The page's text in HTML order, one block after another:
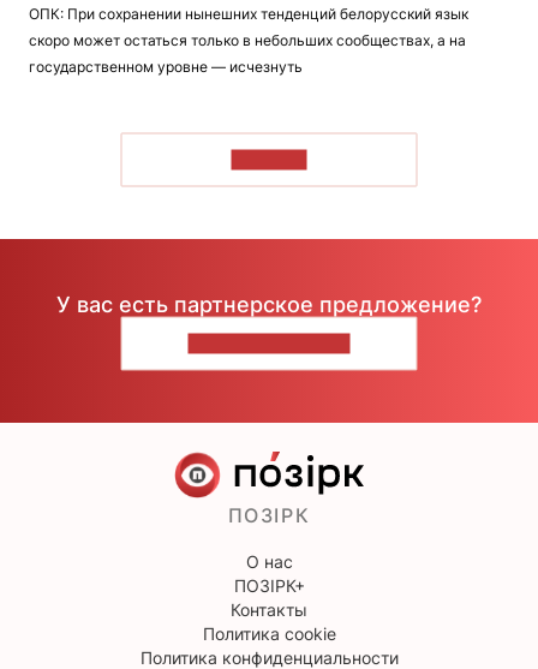
ОПК: При сохранении нынешних тенденций белорусский язык
скоро может остаться только в небольших сообществах, а на
государственном уровне — исчезнуть
У вас есть партнерское предложение?
ПОЗІРК
О нас
ПОЗІРК+
Контакты
Политика cookie
Политика конфиденциальности